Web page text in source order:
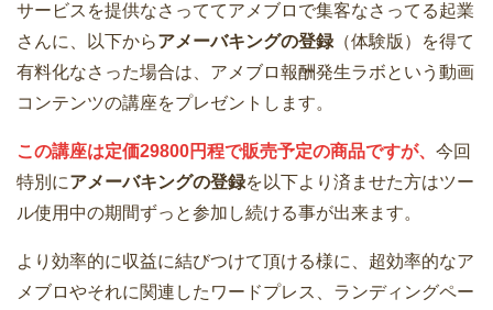
サービスを提供なさっててアメブロで集客なさってる起業
さんに、以下からアメーバキングの登録（体験版）を得て
有料化なさった場合は、アメブロ報酬発生ラボという動画
コンテンツの講座をプレゼントします。
この講座は定価29800円程で販売予定の商品ですが、 今回
特別にアメーバキングの登録を以下より済ませた方はツー
ル使用中の期間ずっと参加し続ける事が出来ます。
より効率的に収益に結びつけて頂ける様に、超効率的なア
メブロやそれに関連したワードプレス、ランディングペー